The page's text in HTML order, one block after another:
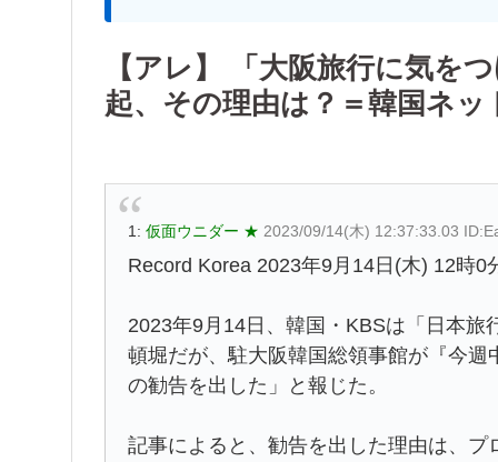
【アレ】 「大阪旅行に気を
起、その理由は？＝韓国ネ
1: 仮面ウニダー ★ 2023/09/14(木) 12:37:33.03
Record Korea 2023年9月14日(木) 12時0
2023年9月14日、韓国・KBSは「日本
頓堀だが、駐大阪韓国総領事館が『今
の勧告を出した」と報じた。
記事によると、勧告を出した理由は、